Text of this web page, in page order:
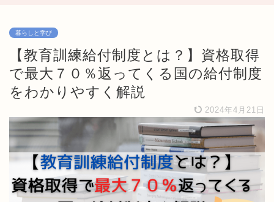
暮らしと学び
【教育訓練給付制度とは？】資格取得
で最大７０％返ってくる国の給付制度
をわかりやすく解説
2024年4月21日